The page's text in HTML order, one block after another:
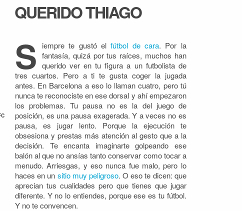
QUERIDO THIAGO
S iempre te gustó elfútbol de cara. Por la
fantasía, quizá por tus raíces, muchos han
querido ver en tu figura a un futbolista de
tres cuartos. Pero a ti te gusta coger la jugada
antes. En Barcelona a eso lo llaman cuatro, pero tú
nunca te reconociste en ese dorsal y ahí empezaron
los problemas. Tu pausa no es la del juego de
posición, es una pausa exagerada. Y a veces no es
pausa, es jugar lento. Porque la ejecución te
obsesiona y prestas más atención al gesto que a la
decisión. Te encanta imaginarte golpeando ese
balón al que no ansías tanto conservar como tocar a
menudo. Arriesgas, y eso nunca fue malo, pero lo
haces en un sitio muy peligroso. O eso te dicen: que
aprecian tus cualidades pero que tienes que jugar
diferente. Y no lo entiendes, porque ese es tu fútbol.
Y no te convencen.